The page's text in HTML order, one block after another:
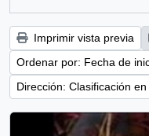
Imprimir vista previa
Ordenar por: Fecha de
Dirección: Clasificación